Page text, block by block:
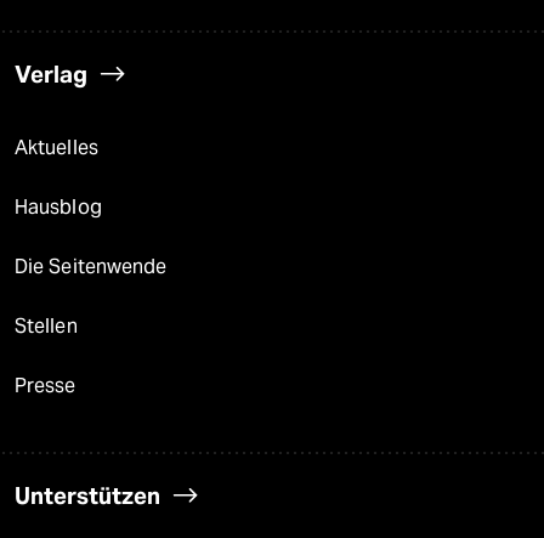
Verlag
Aktuelles
Hausblog
Die Seitenwende
Stellen
Presse
Unterstützen